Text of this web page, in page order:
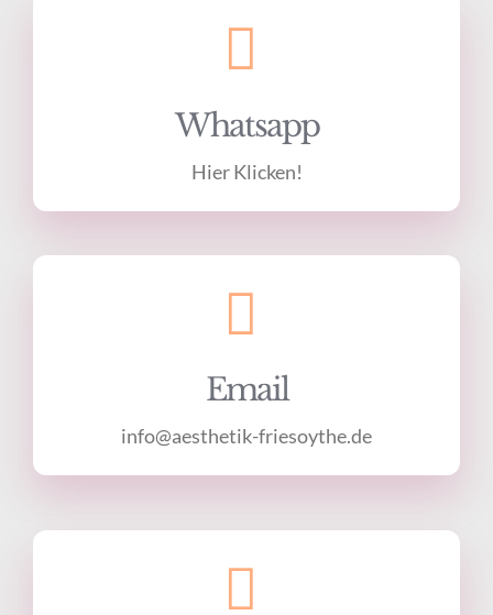
Whatsapp
Hier Klicken!
Email
info@aesthetik-friesoythe.de